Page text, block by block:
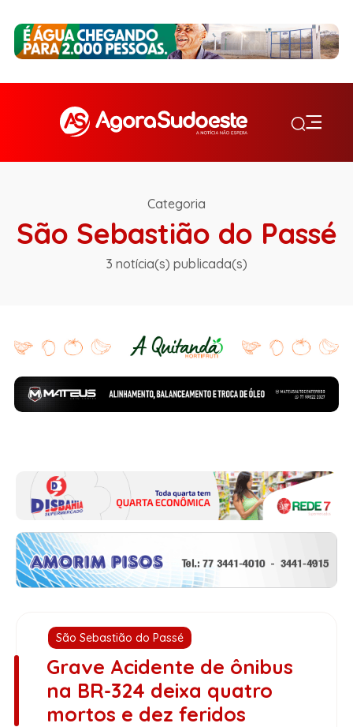
Categoria
São Sebastião do Passé
3 notícia(s) publicada(s)
São Sebastião do Passé
Grave Acidente de ônibus
na BR-324 deixa quatro
mortos e dez feridos